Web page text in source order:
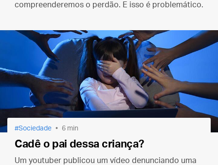
compreenderemos o perdão. E isso é problemático.
Sociedade 6 min
Cadê o pai dessa criança?
Um youtuber publicou um vídeo denunciando uma